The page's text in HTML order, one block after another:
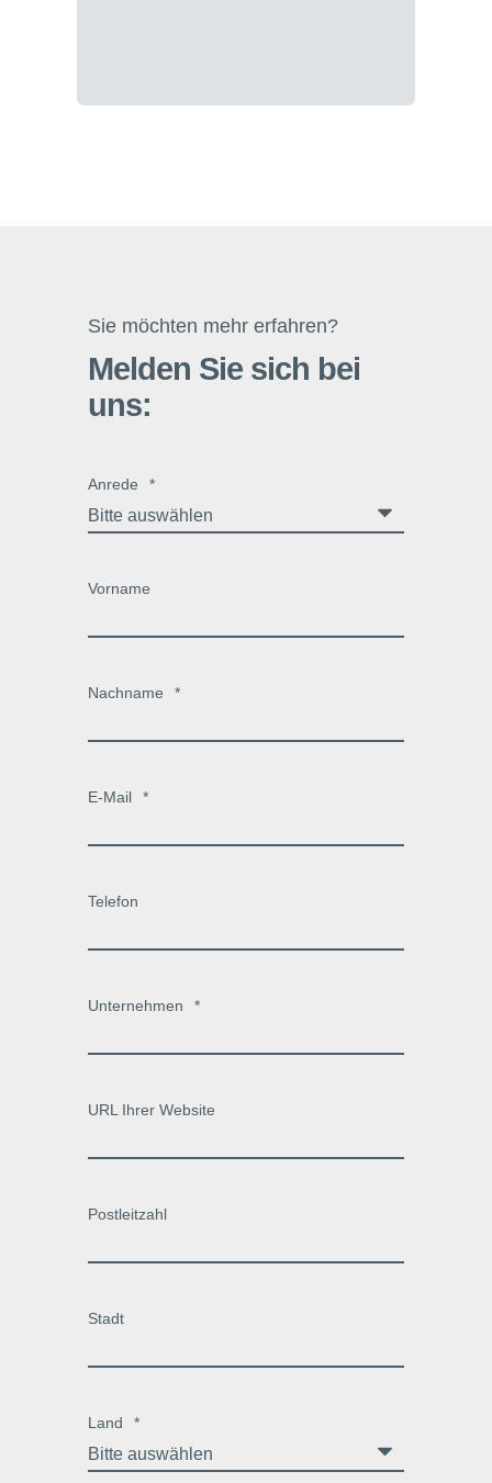
Sie möchten mehr erfahren?
Melden Sie sich bei
uns:
Anrede *
Vorname
Nachname *
E-Mail *
Telefon
Unternehmen *
URL Ihrer Website
Postleitzahl
Stadt
Land *